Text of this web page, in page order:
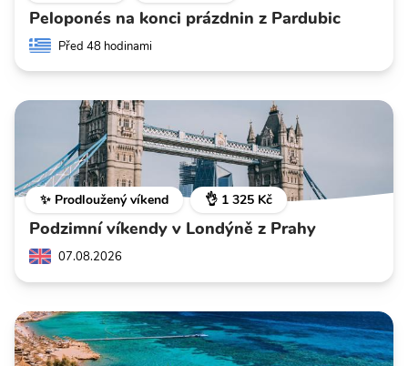
Peloponés na konci prázdnin z Pardubic
Před 48 hodinami
✨ Prodloužený víkend 👌 1 325 Kč
Podzimní víkendy v Londýně z Prahy
07.08.2026